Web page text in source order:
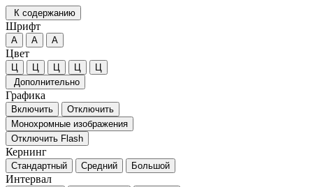
К содержанию
Шрифт
А А А
Цвет
Ц Ц Ц Ц
Ц
Дополнительно
Графика
Включить
Отключить
Монохромные изображения
Отключить Flash
Кернинг
Стандартный Средний Большой
Интервал